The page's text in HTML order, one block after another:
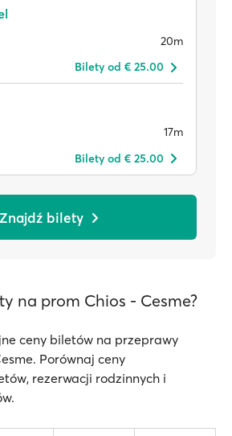
20m
Bilety od € 25.00
17m
Bilety od € 25.00
Znajdź bilety
na prom Chios - Cesme?
ceny biletów na przeprawy
Porównaj ceny
rezerwacji rodzinnych i